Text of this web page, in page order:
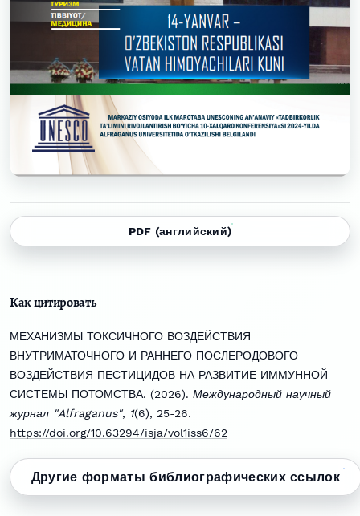
PDF (английский)
Как цитировать
МЕХАНИЗМЫ ТОКСИЧНОГО ВОЗДЕЙСТВИЯ
ВНУТРИМАТОЧНОГО И РАННЕГО ПОСЛЕРОДОВОГО
ВОЗДЕЙСТВИЯ ПЕСТИЦИДОВ НА РАЗВИТИЕ ИММУННОЙ
СИСТЕМЫ ПОТОМСТВА. (2026). Международный научный
журнал "Alfraganus", 1(6), 25-26.
https://doi.org/10.63294/isja/vol1iss6/62
Другие форматы библиографических ссылок